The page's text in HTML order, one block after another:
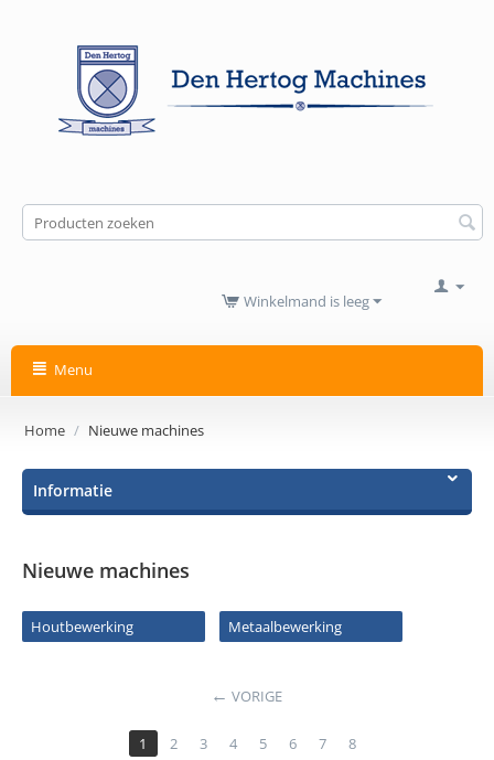
Winkelmand is leeg
Menu
Home / Nieuwe machines
Informatie
Nieuwe machines
Houtbewerking Metaalbewerking
VORIGE
1 2 3 4 5 6 7 8